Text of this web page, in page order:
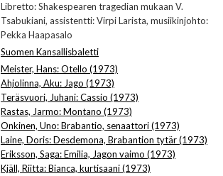
Libretto: Shakespearen tragedian mukaan V.
Tsabukiani, assistentti: Virpi Larista, musiikinjohto:
Pekka Haapasalo
Suomen Kansallisbaletti
Meister, Hans: Otello (1973)
Ahjolinna, Aku: Jago (1973)
Teräsvuori, Juhani: Cassio (1973)
Rastas, Jarmo: Montano (1973)
Onkinen, Uno: Brabantio, senaattori (1973)
Laine, Doris: Desdemona, Brabantion tytär (1973)
Eriksson, Saga: Emilia, Jagon vaimo (1973)
Kjäll, Riitta: Bianca, kurtisaani (1973)